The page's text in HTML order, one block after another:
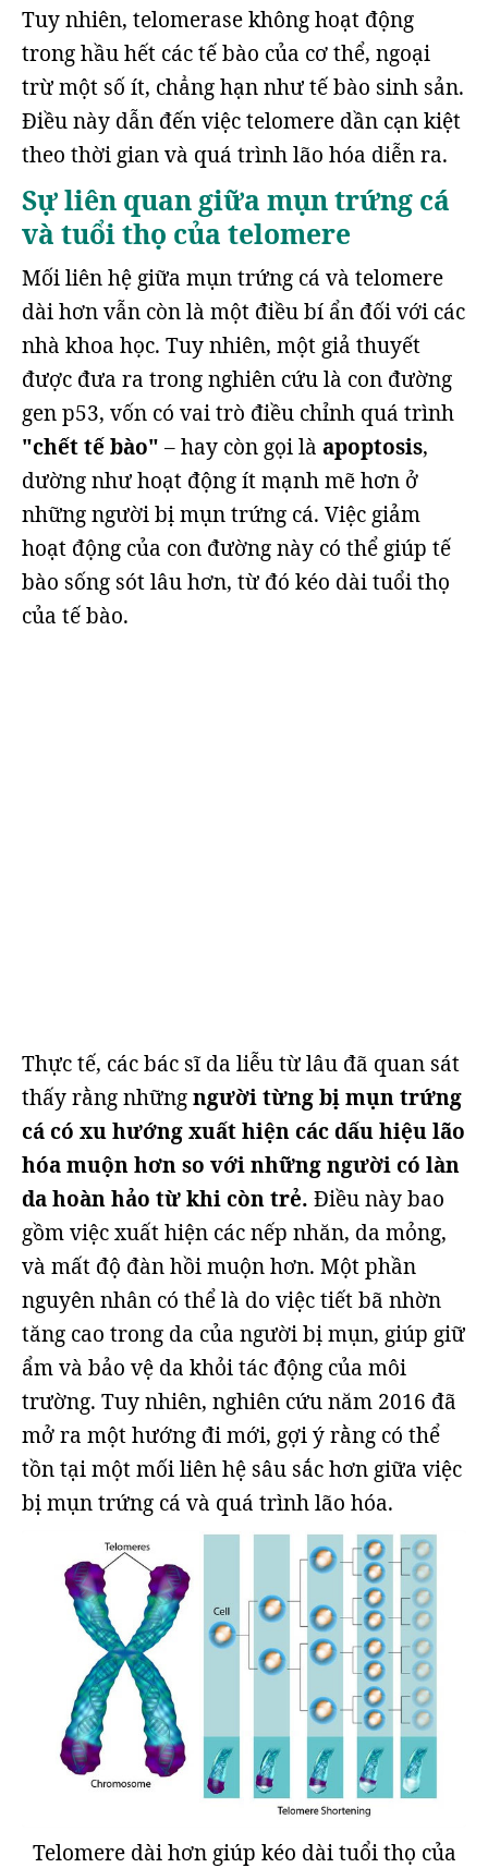
Tuy nhiên, telomerase không hoạt động
trong hầu hết các tế bào của cơ thể, ngoại
trừ một số ít, chẳng hạn như tế bào sinh sản.
Điều này dẫn đến việc telomere dần cạn kiệt
theo thời gian và quá trình lão hóa diễn ra.
Sự liên quan giữa mụn trứng cá
và tuổi thọ của telomere
Mối liên hệ giữa mụn trứng cá và telomere
dài hơn vẫn còn là một điều bí ẩn đối với các
nhà khoa học. Tuy nhiên, một giả thuyết
được đưa ra trong nghiên cứu là con đường
gen p53, vốn có vai trò điều chỉnh quá trình
"chết tế bào" – hay còn gọi là apoptosis,
dường như hoạt động ít mạnh mẽ hơn ở
những người bị mụn trứng cá. Việc giảm
hoạt động của con đường này có thể giúp tế
bào sống sót lâu hơn, từ đó kéo dài tuổi thọ
của tế bào.
Thực tế, các bác sĩ da liễu từ lâu đã quan sát
thấy rằng nhữngngười từng bị mụn trứng
cá có xu hướng xuất hiện các dấu hiệu lão
hóa muộn hơn so với những người có làn
da hoàn hảo từ khi còn trẻ. Điều này bao
gồm việc xuất hiện các nếp nhăn, da mỏng,
và mất độ đàn hồi muộn hơn. Một phần
nguyên nhân có thể là do việc tiết bã nhờn
tăng cao trong da của người bị mụn, giúp giữ
ẩm và bảo vệ da khỏi tác động của môi
trường. Tuy nhiên, nghiên cứu năm 2016 đã
mở ra một hướng đi mới, gợi ý rằng có thể
tồn tại một mối liên hệ sâu sắc hơn giữa việc
bị mụn trứng cá và quá trình lão hóa.
Telomere dài hơn giúp kéo dài tuổi thọ của